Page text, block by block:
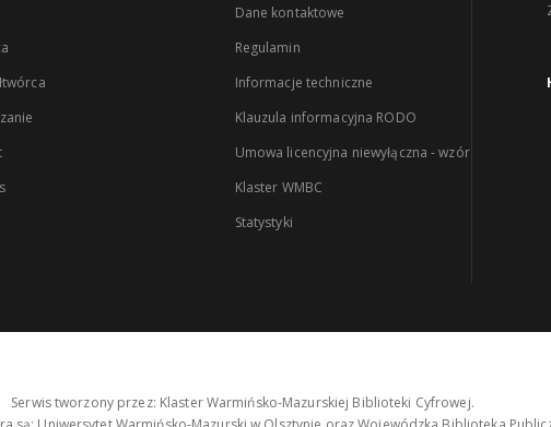
Dane kontaktowe
Regulamin
Informacje techniczne
Klauzula informacyjna RODO
Umowa licencyjna niewyłączna - wzór
Klaster WMBC
Statystyki
Serwis tworzony przez: Klaster Warmińsko-Mazurskiej Biblioteki Cyfrowej.